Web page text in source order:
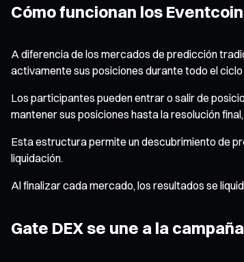
Cómo funcionan los
A diferencia de los mercados de predicción
activamente sus posiciones durante todo el
Los participantes pueden entrar o salir de
mantener sus posiciones hasta la resolución
Esta estructura permite un descubrimiento de
liquidación.
Al finalizar cada mercado, los resultados se
Gate DEX se une a la